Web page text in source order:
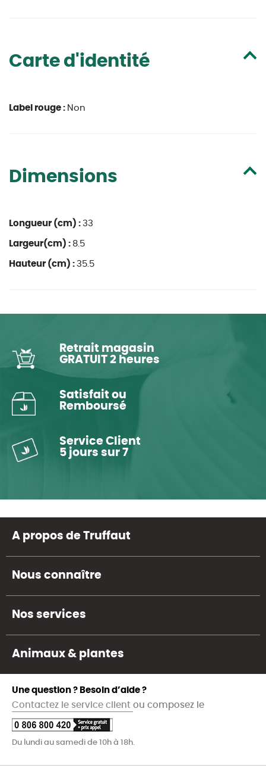
Carte d'identité
Label rouge : Non
Dimensions
Longueur (cm) : 33
Largeur(cm) : 8.5
Hauteur (cm) : 35.5
Retrait magasin
GRATUIT 2 heures
Satisfait ou
Remboursé
Service Client
5 jours sur 7
A propos de Truffaut
Nous connaître
Nos services
Animaux & plantes
Une question ? Besoin d’aide ?
Contactez le service client ou composez le
Du lundi au samedi de 10h à 18h.